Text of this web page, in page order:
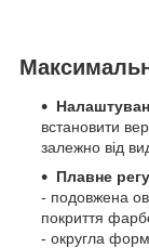
встановити
залежно від
Плавне
- подовжена
покриття
- округла